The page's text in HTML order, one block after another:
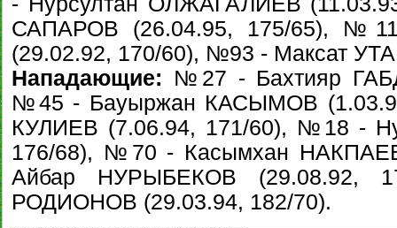
САПАРОВ (26.04.95, 175/65),
(29.02.92, 170/60), №93 - Максат
Нападающие: №27 - Бахтияр
№45 - Бауыржан КАСЫМОВ
КУЛИЕВ (7.06.94, 171/60), №18 -
176/68), №70 - Касымхан
Айбар НУРЫБЕКОВ (29.08.92,
РОДИОНОВ (29.03.94, 182/70).